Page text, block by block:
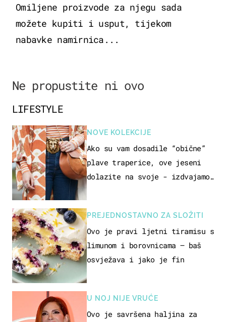
Omiljene proizvode za njegu sada
možete kupiti i usput, tijekom
nabavke namirnica...
Ne propustite ni ovo
LIFESTYLE
NOVE KOLEKCIJE
Ako su vam dosadile “obične”
plave traperice, ove jeseni
dolazite na svoje - izdvajamo
PREJEDNOSTAVNO ZA SLOŽITI
Ovo je pravi ljetni tiramisu s
limunom i borovnicama – baš
osvježava i jako je fin
U NOJ NIJE VRUĆE
Ovo je savršena haljina za